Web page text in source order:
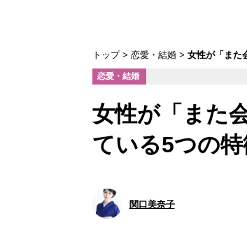
トップ 恋愛・結婚 女性が「また
恋愛・結婚
女性が「また
ている5つの
関口美奈子